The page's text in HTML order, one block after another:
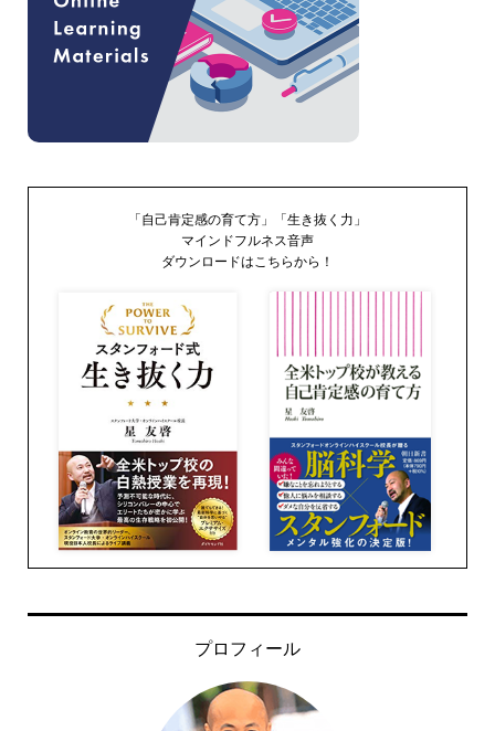
「自己肯定感の育て方」「生き抜く力」
マインドフルネス音声
ダウンロードはこちらから！
プロフィール